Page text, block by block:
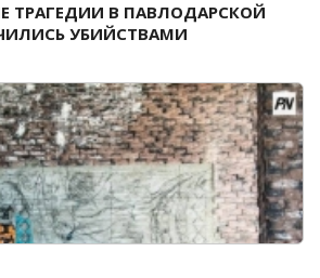
ТРАГЕДИИ В ПАВЛОДАРСКОЙ
УБИЙСТВАМИ